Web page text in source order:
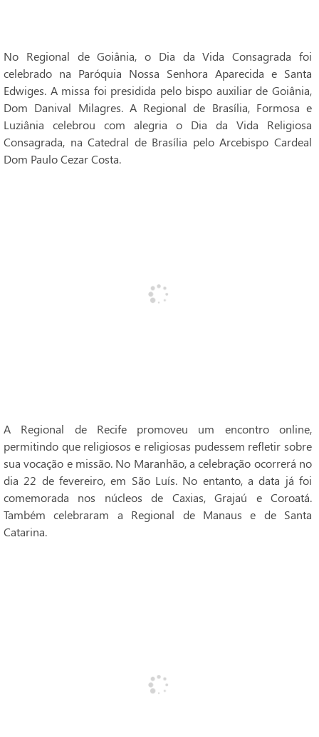
No Regional de Goiânia, o Dia da Vida Consagrada foi
celebrado na Paróquia Nossa Senhora Aparecida e Santa
Edwiges. A missa foi presidida pelo bispo auxiliar de Goiânia,
Dom Danival Milagres. A Regional de Brasília, Formosa e
Luziânia celebrou com alegria o Dia da Vida Religiosa
Consagrada, na Catedral de Brasília pelo Arcebispo Cardeal
Dom Paulo Cezar Costa.
A Regional de Recife promoveu um encontro online,
permitindo que religiosos e religiosas pudessem refletir sobre
sua vocação e missão. No Maranhão, a celebração ocorrerá no
dia 22 de fevereiro, em São Luís. No entanto, a data já foi
comemorada nos núcleos de Caxias, Grajaú e Coroatá.
Também celebraram a Regional de Manaus e de Santa
Catarina.